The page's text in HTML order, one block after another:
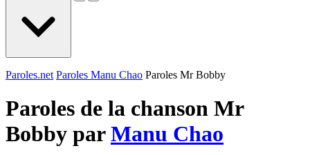
Paroles.net Paroles Manu Chao Paroles Mr Bobby
Paroles de la chanson Mr
Bobby parManu Chao